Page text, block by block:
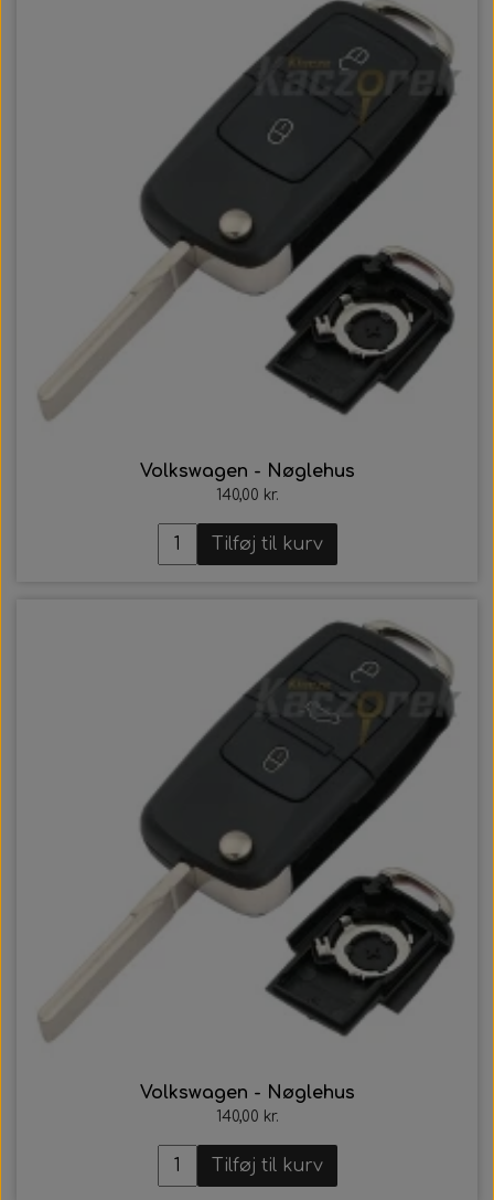
Volkswagen - Nøglehus
140,00 kr.
Tilføj til kurv
Volkswagen - Nøglehus
140,00 kr.
Tilføj til kurv